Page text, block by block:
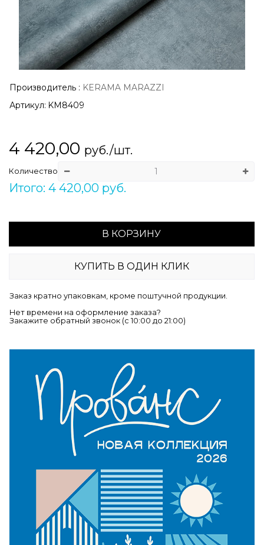
Производитель : KERAMA MARAZZI
Артикул: KM8409
4 420,00 руб./шт.
Количество
Итого: 4 420,00 руб.
В КОРЗИНУ
КУПИТЬ В ОДИН КЛИК
Заказ кратно упаковкам, кроме поштучной продукции.
Нет времени на оформление заказа?
Закажите обратный звонок (c 10:00 до 21:00)